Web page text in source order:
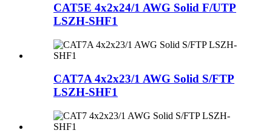
CAT5E 4x2x24/1 AWG Solid F/UTP
LSZH-SHF1
CAT7A 4x2x23/1 AWG Solid S/FTP
LSZH-SHF1